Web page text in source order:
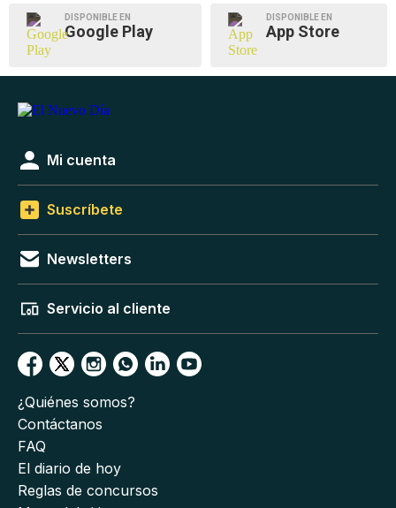
DISPONIBLE EN
Google Play
DISPONIBLE EN
App Store
Mi cuenta
Suscríbete
Newsletters
Servicio al cliente
¿Quiénes somos?
Contáctanos
FAQ
El diario de hoy
Reglas de concursos